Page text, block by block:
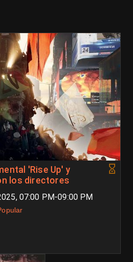
'Rise Up' y
los directores
07:00 PM-09:00 PM